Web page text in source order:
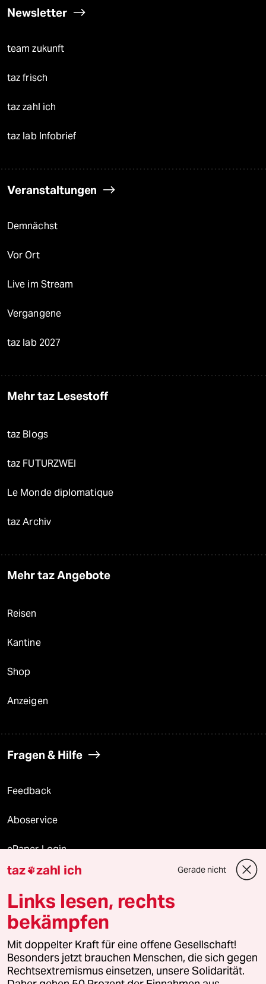
Newsletter
team zukunft
taz frisch
taz zahl ich
taz lab Infobrief
Veranstaltungen
Demnächst
Vor Ort
Live im Stream
Vergangene
taz lab 2027
Mehr taz Lesestoff
taz Blogs
taz FUTURZWEI
Le Monde diplomatique
taz Archiv
Mehr taz Angebote
Reisen
Kantine
Shop
Anzeigen
Fragen & Hilfe
Feedback
Aboservice
ePaper Login
Downloads für Abonnierende
© 2026 taz Verlags und Vertriebs GmbH
Alle Rechte vorbehalten. Bei rechtlichen Fragen oder für Genehmigungen
wenden Sie sich bitte an
lizenzen@taz.de
taz zahl ich Gerade nicht
Links lesen, rechts
bekämpfen
Mit doppelter Kraft für eine offene Gesellschaft!
Besonders jetzt brauchen Menschen, die sich gegen
Rechtsextremismus einsetzen, unsere Solidarität.